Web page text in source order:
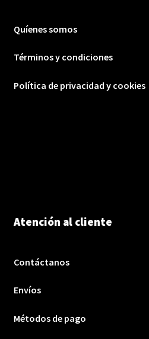
Quíenes somos
Términos y condiciones
Política de privacidad y cookies
Atención al cliente
Contáctanos
Envíos
Métodos de pago